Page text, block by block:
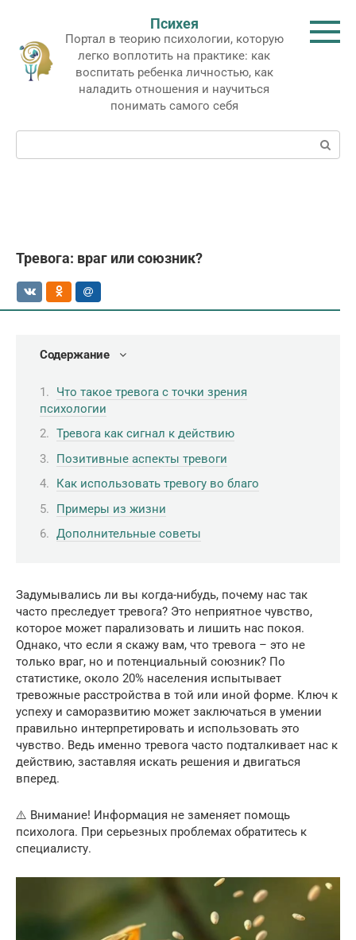
контенту
Психея
Портал в теорию психологии, которую
легко воплотить на практике: как
воспитать ребенка личностью, как
наладить отношения и научиться
понимать самого себя
Поиск:
Тревога: враг или союзник?
Содержание
Что такое тревога с точки зрения
психологии
Тревога как сигнал к действию
Позитивные аспекты тревоги
Как использовать тревогу во благо
Примеры из жизни
Дополнительные советы
Задумывались ли вы когда-нибудь, почему нас так
часто преследует тревога? Это неприятное чувство,
которое может парализовать и лишить нас покоя.
Однако, что если я скажу вам, что тревога – это не
только враг, но и потенциальный союзник? По
статистике, около 20% населения испытывает
тревожные расстройства в той или иной форме. Ключ к
успеху и саморазвитию может заключаться в умении
правильно интерпретировать и использовать это
чувство. Ведь именно тревога часто подталкивает нас к
действию, заставляя искать решения и двигаться
вперед.
⚠️ Внимание! Информация не заменяет помощь
психолога. При серьезных проблемах обратитесь к
специалисту.